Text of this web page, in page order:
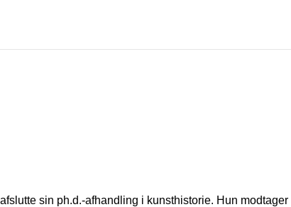
sin ph.d.-afhandling i kunsthistorie. Hun